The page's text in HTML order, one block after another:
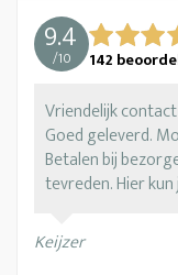
9.4
/10 142
Vriendelijk
Goed geleverd.
Betalen bij
tevreden. Hier
Keijzer